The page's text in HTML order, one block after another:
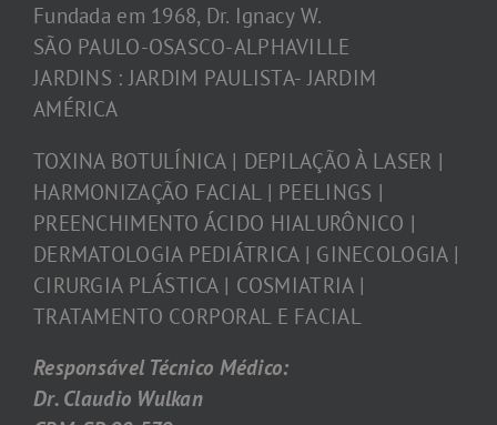
Fundada em 1968, Dr. Ignacy W.
SÃO PAULO-OSASCO-ALPHAVILLE
JARDINS : JARDIM PAULISTA- JARDIM
AMÉRICA
TOXINA BOTULÍNICA | DEPILAÇÃO À LASER |
HARMONIZAÇÃO FACIAL | PEELINGS |
PREENCHIMENTO ÁCIDO HIALURÔNICO |
DERMATOLOGIA PEDIÁTRICA | GINECOLOGIA |
CIRURGIA PLÁSTICA | COSMIATRIA |
TRATAMENTO CORPORAL E FACIAL
Responsável Técnico Médico:
Dr. Claudio Wulkan